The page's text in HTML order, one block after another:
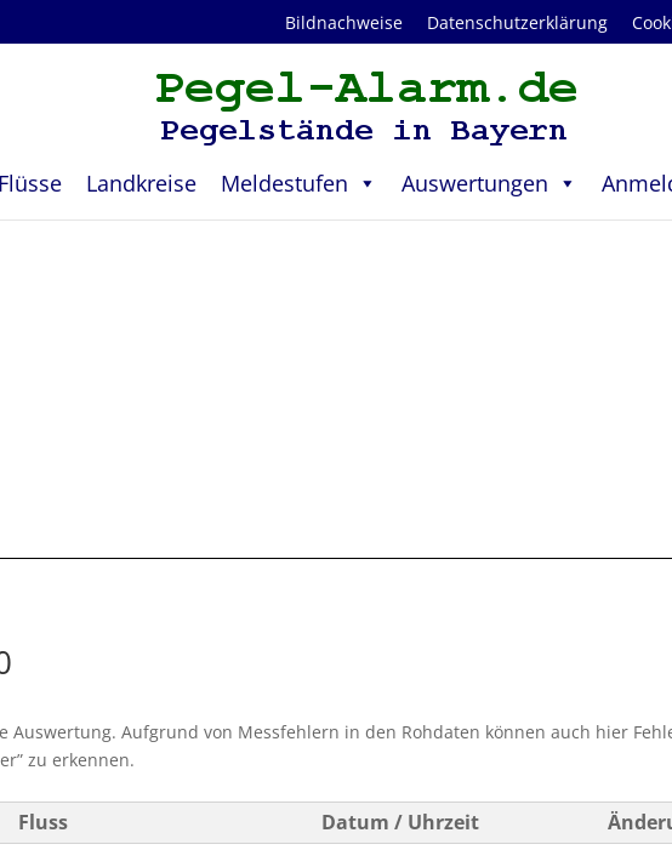
Bildnachweise Datenschutzerklärung
Flüsse Landkreise Meldestufen Auswertungen
Auswertung. Aufgrund von Messfehlern in den Rohdaten können auch hier
zu erkennen.
Fluss Datum / Uhrzeit